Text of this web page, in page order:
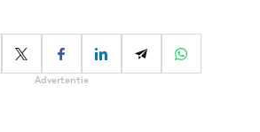
Advertentie